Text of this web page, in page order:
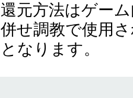
還元方法はゲー
併せ調教で使用
となります。